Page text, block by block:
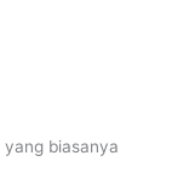
yang biasanya